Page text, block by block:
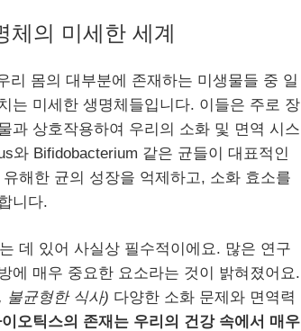
체의 미세한 세계
리 몸의 대부분에 존재하는 미생물들 중 일
는 미세한 생명체들입니다. 이들은 주로 장
과 상호작용하여 우리의 소화 및 면역 시스
와 Bifidobacterium 같은 균들이 대표적인
해한 균의 성장을 억제하고, 소화 효소를
니다.
데 있어 사실상 필수적이에요. 많은 연구
에 매우 중요한 요소라는 것이 밝혀졌어요.
불균형한 식사) 다양한 소화 문제와 면역력
오틱스의 존재는 우리의 건강 속에서 매우